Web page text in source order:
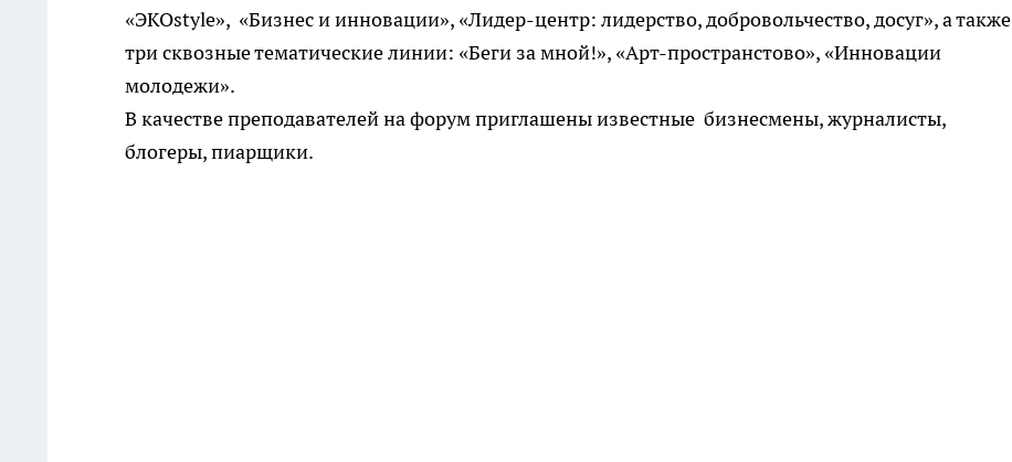
«ЭКОstyle», «Бизнес и инновации», «Лидер-центр: лидерство, добровольчество, досуг», а также
три сквозные тематические линии: «Беги за мной!», «Арт-пространстово», «Инновации
молодежи».
В качестве преподавателей на форум приглашены известные бизнесмены, журналисты,
блогеры, пиарщики.